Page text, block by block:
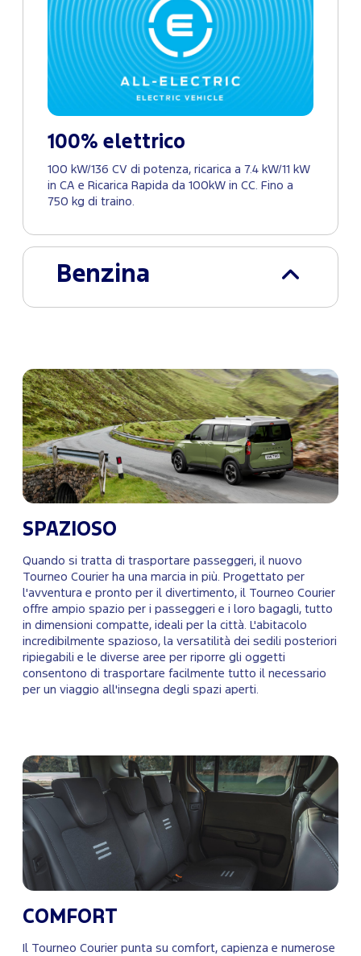
100% elettrico
100 kW/136 CV di potenza, ricarica a 7.4 kW/11 kW
in CA e Ricarica Rapida da 100kW in CC. Fino a
750 kg di traino.
Benzina
SPAZIOSO
Quando si tratta di trasportare passeggeri, il nuovo
Tourneo Courier ha una marcia in più. Progettato per
l'avventura e pronto per il divertimento, il Tourneo Courier
offre ampio spazio per i passeggeri e i loro bagagli, tutto
in dimensioni compatte, ideali per la città. L'abitacolo
incredibilmente spazioso, la versatilità dei sedili posteriori
ripiegabili e le diverse aree per riporre gli oggetti
consentono di trasportare facilmente tutto il necessario
per un viaggio all'insegna degli spazi aperti.
COMFORT
Il Tourneo Courier punta su comfort, capienza e numerose